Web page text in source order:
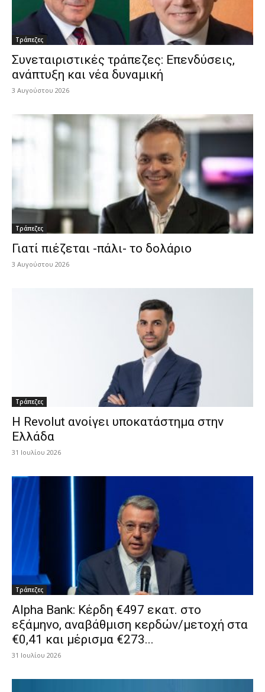
Τράπεζες
Συνεταιριστικές τράπεζες: Επενδύσεις,
ανάπτυξη και νέα δυναμική
3 Αυγούστου 2026
Τράπεζες
Γιατί πιέζεται -πάλι- το δολάριο
3 Αυγούστου 2026
Τράπεζες
H Revolut ανοίγει υποκατάστημα στην
Ελλάδα
31 Ιουλίου 2026
Τράπεζες
Alpha Bank: Κέρδη €497 εκατ. στο
εξάμηνο, αναβάθμιση κερδών/μετοχή στα
€0,41 και μέρισμα €273...
31 Ιουλίου 2026